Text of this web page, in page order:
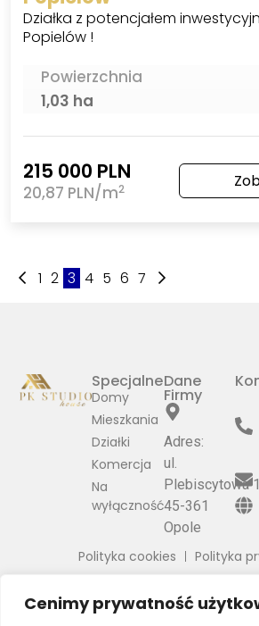
Cenimy prywatność
Działka z potencjałem
Popielów !
Powierzchnia
1,03 ha
215 000 PLN
20,87 PLN/m2
1 2 3 4 5 6 7
Specjalne
Domy
Mieszkania
Działki
Komercja
Na
wyłączność
Dane
Firmy
Adres:
ul.
Plebiscytowa
45-361
Opole
Polityka cookies Polityka